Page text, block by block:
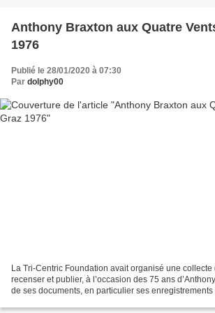
Anthony Braxton aux Quatre
1976
Publié le 28/01/2020 à 07:30
Par dolphy00
La Tri-Centric Foundation avait organisé une collecte
recenser et publier, à l’occasion des 75 ans
de ses documents, en particulier ses